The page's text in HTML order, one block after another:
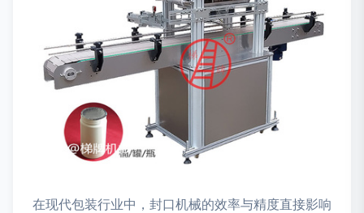
在现代包装行业中，封口机械的效率与精度直接影响